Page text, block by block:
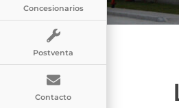
Concesionarios
Postventa
Contacto